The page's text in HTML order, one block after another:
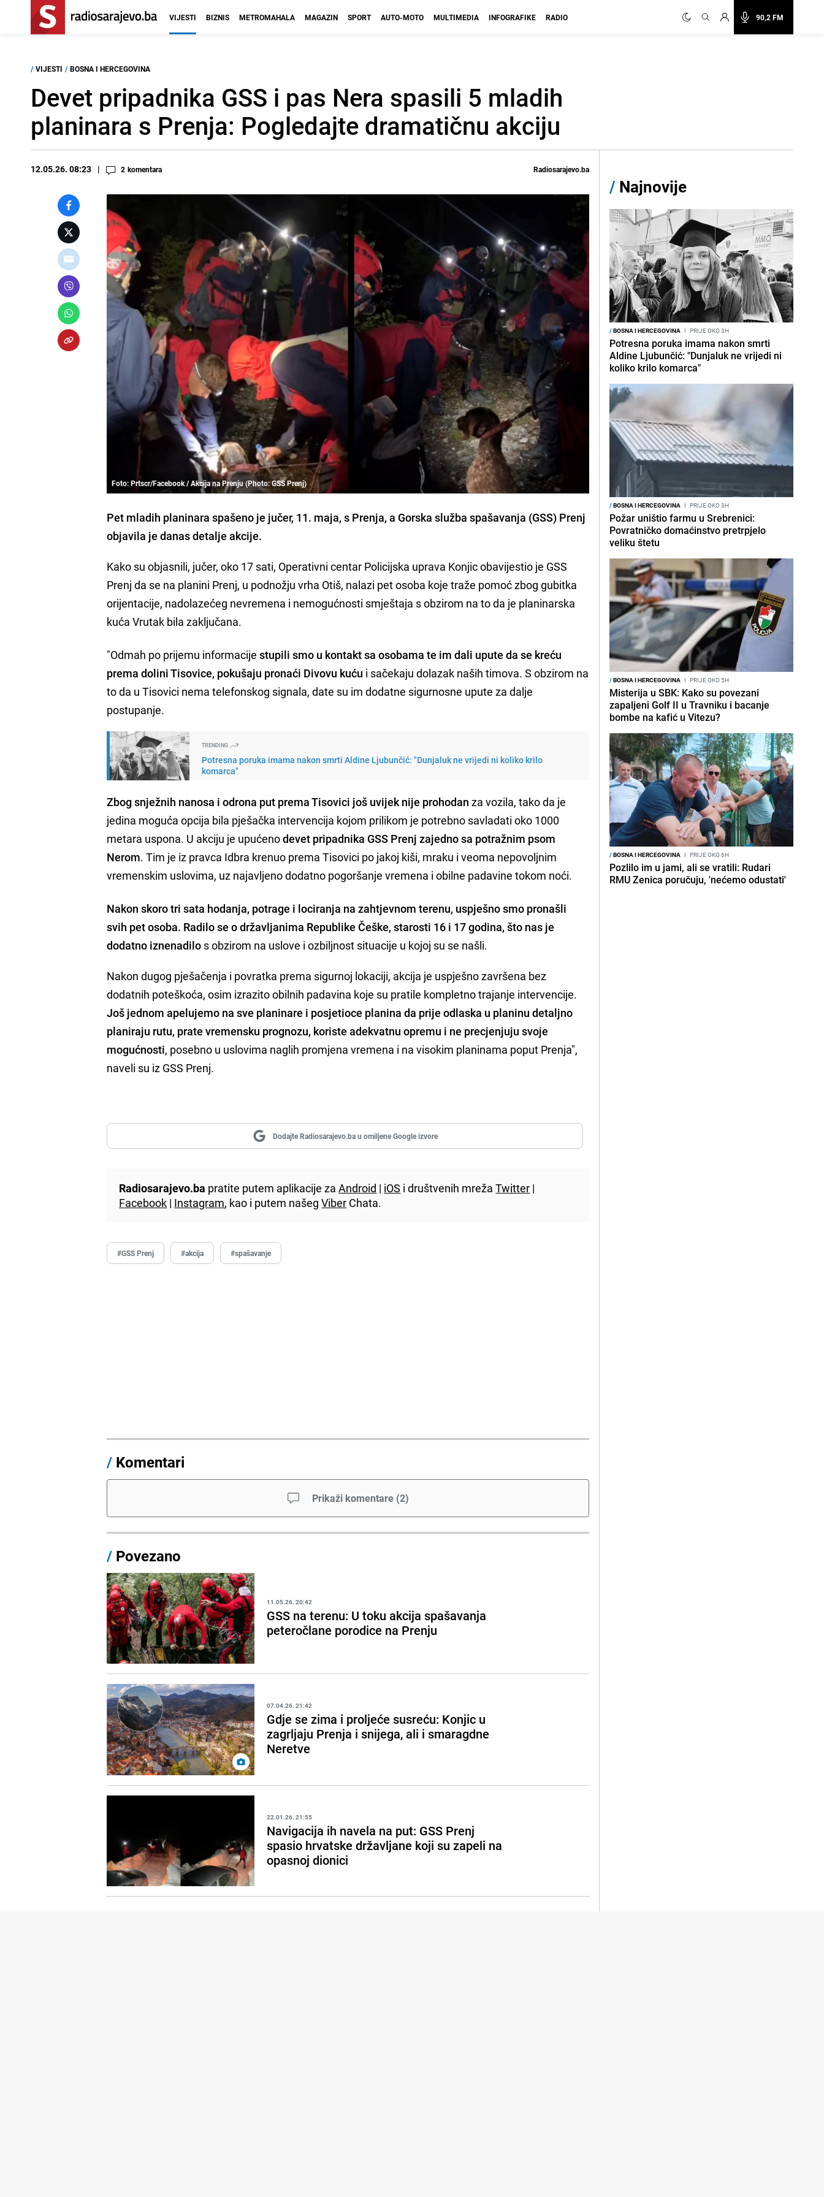
90,2 FM
VIJESTI BIZNIS METROMAHALA MAGAZIN SPORT AUTO-MOTO MULTIMEDIA INFOGRAFIKE RADIO
/ VIJESTI / BOSNA I HERCEGOVINA
Devet pripadnika GSS i pas Nera spasili 5 mladih
planinara s Prenja: Pogledajte dramatičnu akciju
12.05.26. 08:23 2 komentara Radiosarajevo.ba
Foto: Prtscr/Facebook / Akcija na Prenju (Photo: GSS Prenj)
Pet mladih planinara spašeno je jučer, 11. maja, s Prenja, a Gorska služba spašavanja (GSS) Prenj
objavila je danas detalje akcije.
Kako su objasnili, jučer, oko 17 sati, Operativni centar Policijska uprava Konjic obavijestio je GSS
Prenj da se na planini Prenj, u podnožju vrha Otiš, nalazi pet osoba koje traže pomoć zbog gubitka
orijentacije, nadolazećeg nevremena i nemogućnosti smještaja s obzirom na to da je planinarska
kuća Vrutak bila zaključana.
"Odmah po prijemu informacijestupili smo u kontakt sa osobama te im dali upute da se kreću
prema dolini Tisovice, pokušaju pronaći Divovu kuću i sačekaju dolazak naših timova. S obzirom na
to da u Tisovici nema telefonskog signala, date su im dodatne sigurnosne upute za dalje
postupanje.
TRENDING
Potresna poruka imama nakon smrti Aldine Ljubunčić: "Dunjaluk ne vrijedi ni koliko krilo
komarca"
Zbog snježnih nanosa i odrona put prema Tisovici još uvijek nije prohodan za vozila, tako da je
jedina moguća opcija bila pješačka intervencija kojom prilikom je potrebno savladati oko 1000
metara uspona. U akciju je upućenodevet pripadnika GSS Prenj zajedno sa potražnim psom
Nerom. Tim je iz pravca Idbra krenuo prema Tisovici po jakoj kiši, mraku i veoma nepovoljnim
vremenskim uslovima, uz najavljeno dodatno pogoršanje vremena i obilne padavine tokom noći.
Nakon skoro tri sata hodanja, potrage i lociranja na zahtjevnom terenu, uspješno smo pronašli
svih pet osoba. Radilo se o državljanima Republike Češke, starosti 16 i 17 godina, što nas je
dodatno iznenadilo s obzirom na uslove i ozbiljnost situacije u kojoj su se našli.
Nakon dugog pješačenja i povratka prema sigurnoj lokaciji, akcija je uspješno završena bez
dodatnih poteškoća, osim izrazito obilnih padavina koje su pratile kompletno trajanje intervencije.
Još jednom apelujemo na sve planinare i posjetioce planina da prije odlaska u planinu detaljno
planiraju rutu, prate vremensku prognozu, koriste adekvatnu opremu i ne precjenjuju svoje
mogućnosti, posebno u uslovima naglih promjena vremena i na visokim planinama poput Prenja",
naveli su iz GSS Prenj.
Dodajte Radiosarajevo.ba u omiljene Google izvore
Radiosarajevo.ba pratite putem aplikacije zaAndroid | iOS i društvenih mrežaTwitter |
Facebook | Instagram, kao i putem našegViber Chata.
#GSS Prenj #akcija #spašavanje
/ Komentari
Prikaži komentare (2)
/ Povezano
11.05.26. 20:42
GSS na terenu: U toku akcija spašavanja
peteročlane porodice na Prenju
07.04.26. 21:42
Gdje se zima i proljeće susreću: Konjic u
zagrljaju Prenja i snijega, ali i smaragdne
Neretve
22.01.26. 21:55
Navigacija ih navela na put: GSS Prenj
spasio hrvatske državljane koji su zapeli na
opasnoj dionici
/ Najnovije
/BOSNA I HERCEGOVINA I PRIJE OKO 3H
Potresna poruka imama nakon smrti
Aldine Ljubunčić: "Dunjaluk ne vrijedi ni
koliko krilo komarca"
/BOSNA I HERCEGOVINA I PRIJE OKO 3H
Požar uništio farmu u Srebrenici:
Povratničko domaćinstvo pretrpjelo
veliku štetu
/BOSNA I HERCEGOVINA I PRIJE OKO 5H
Misterija u SBK: Kako su povezani
zapaljeni Golf II u Travniku i bacanje
bombe na kafić u Vitezu?
/BOSNA I HERCEGOVINA I PRIJE OKO 6H
Pozlilo im u jami, ali se vratili: Rudari
RMU Zenica poručuju, 'nećemo odustati'